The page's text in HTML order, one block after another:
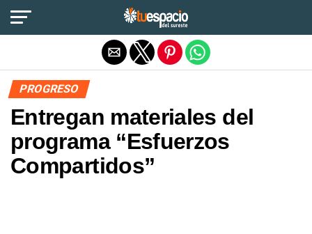
PROGRESO
Entregan materiales del
programa “Esfuerzos
Compartidos”
Salir de la versión móvil